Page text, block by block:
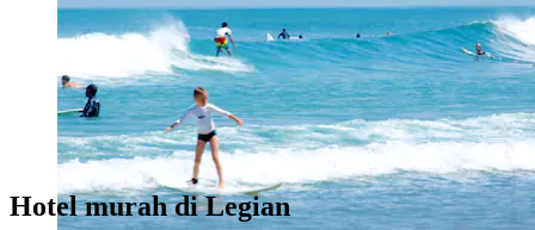
Hotel murah di Legian